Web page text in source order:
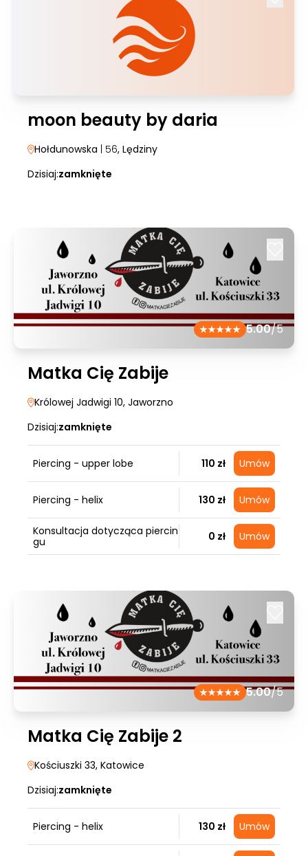
moon beauty by daria
Hołdunowska | 56, Lędziny
Dzisiaj:zamknięte
5.00/5
Matka Cię Zabije
Królowej Jadwigi 10, Jaworzno
Dzisiaj:zamknięte
Piercing - upper lobe 110 zł Umów
Piercing - helix 130 zł Umów
Konsultacja dotycząca piercin
gu
0 zł Umów
5.00/5
Matka Cię Zabije 2
Kościuszki 33, Katowice
Dzisiaj:zamknięte
Piercing - helix 130 zł Umów